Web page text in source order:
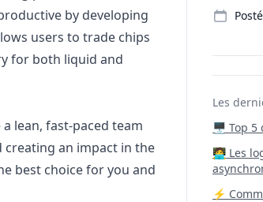
by developing
users to trade chips
for both liquid and
lean, fast-paced team
an impact in the
best choice for you and
Les
🖥️ Top 5
‍🧑‍💻 Les
⚡